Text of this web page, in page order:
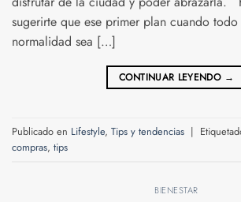
sugerirte que ese primer plan cuando
normalidad sea […]
CONTINUAR LEYENDO →
Publicado en Lifestyle, Tips y tendencias |
compras, tips
BIENESTAR